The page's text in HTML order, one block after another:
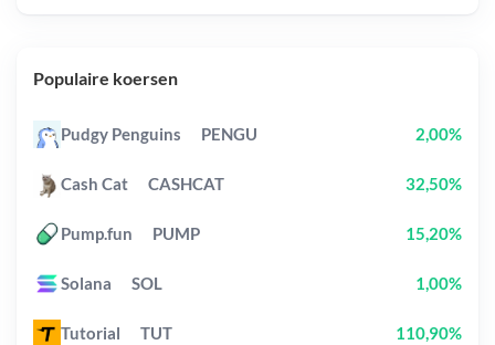
Populaire koersen
Pudgy Penguins PENGU 2,00%
Cash Cat CASHCAT 32,50%
Pump.fun PUMP 15,20%
Solana SOL 1,00%
Tutorial TUT 110,90%